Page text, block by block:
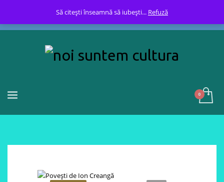
Să citești înseamnă să iubești... Refuză